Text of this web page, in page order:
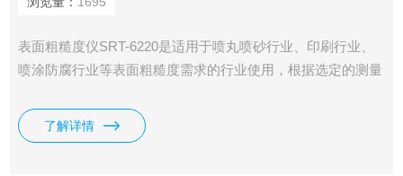
表面粗糙度仪SRT-6220是适用于喷丸喷砂行业、印刷行业、
喷涂防腐行业等表面粗糙度需求的行业使用，根据选定的测量
量参数。
了解详情